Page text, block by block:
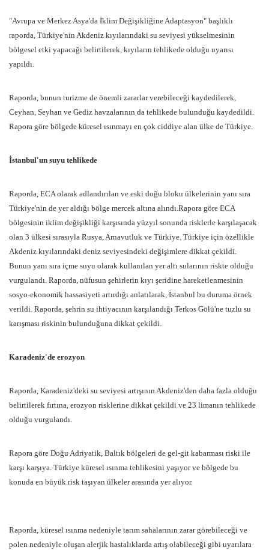
"Avrupa ve Merkez Asya'da İklim Değişikliğine Adaptasyon" başlıklı
raporda, Türkiye'nin Akdeniz kıyılarındaki su seviyesi yükselmesinin
bölgesel etki yapacağı belirtilerek, kıyıların tehlikede olduğu uyarısı
yapıldı.
Raporda, bunun turizme de önemli zararlar verebileceği kaydedilerek,
Ceyhan, Seyhan ve Gediz havzalarının da tehlikede bulunduğu kaydedildi.
Rapora göre bölgede küresel ısınmayı en çok ciddiye alan ülke de Türkiye.
İstanbul'un suyu tehlikede
Raporda, ECA olarak adlandırılan ve eski doğu bloku ülkelerinin yanı sıra
Türkiye'nin de yer aldığı bölge mercek altına alındı.Rapora göre ECA
bölgesinin iklim değişikliği karşısında yüzyıl sonunda risklerle karşılaşacak
olan 3 ülkesi sırasıyla Rusya, Arnavutluk ve Türkiye. Türkiye için özellikle
Akdeniz kıyılarındaki deniz seviyesindeki değişimlere dikkat çekildi.
Bunun yanı sıra içme suyu olarak kullanılan yer altı sularının riskte olduğu
vurgulandı. Raporda, nüfusun şehirlerin kıyı şeridine hareketlenmesinin
sosyo-ekonomik hassasiyeti artırdığı anlatılarak, İstanbul bu duruma örnek
verildi. Raporda, şehrin su ihtiyacının karşılandığı Terkos Gölü'ne tuzlu su
karışması riskinin bulunduğuna dikkat çekildi.
Karadeniz'de erozyon
Raporda, Karadeniz'deki su seviyesi artışının Akdeniz'den daha fazla olduğu
belirtilerek fırtına, erozyon risklerine dikkat çekildi ve 23 limanın tehlikede
olduğu vurgulandı.
Rapora göre Doğu Adriyatik, Baltık bölgeleri de gel-git kabarması riski ile
karşı karşıya. Türkiye küresel ısınma tehlikesini yaşıyor ve bölgede bu
konuda en büyük risk taşıyan ülkeler arasında yer alıyor.
Raporda, küresel ısınma nedeniyle tarım sahalarının zarar görebileceği ve
polen nedeniyle oluşan alerjik hastalıklarda artış olabileceği gibi uyarılara